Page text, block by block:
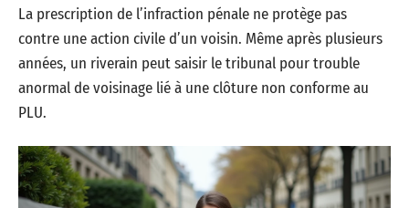
La prescription de l’infraction pénale ne protège pas
contre une action civile d’un voisin. Même après plusieurs
années, un riverain peut saisir le tribunal pour trouble
anormal de voisinage lié à une clôture non conforme au
PLU.